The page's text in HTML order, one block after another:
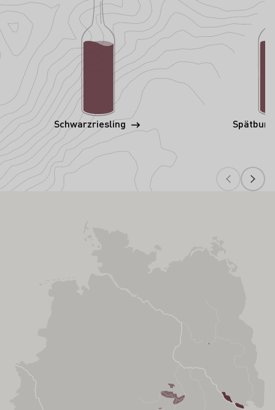
Schwarzriesling